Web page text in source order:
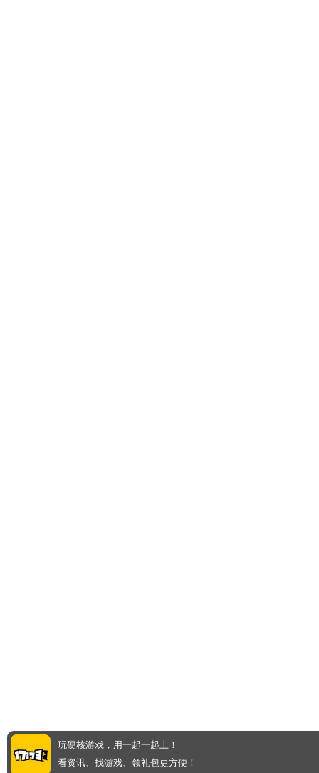
玩硬核游戏，用一起一起上！
看资讯、找游戏、领礼包更方便！